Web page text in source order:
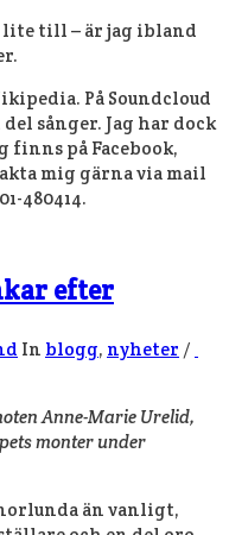
lite till – är jag ibland
På Soundcloud
sånger. Jag har dock
finns på Facebook,
mig gärna via mail
480414.
efter
In blogg, nyheter /
Anne-Marie Urelid,
monter under
än vanligt,